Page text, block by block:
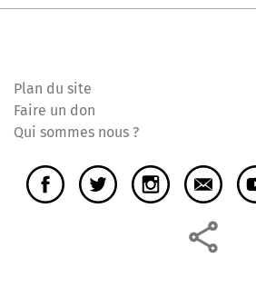
Plan du site
Faire un don
Qui sommes nous ?